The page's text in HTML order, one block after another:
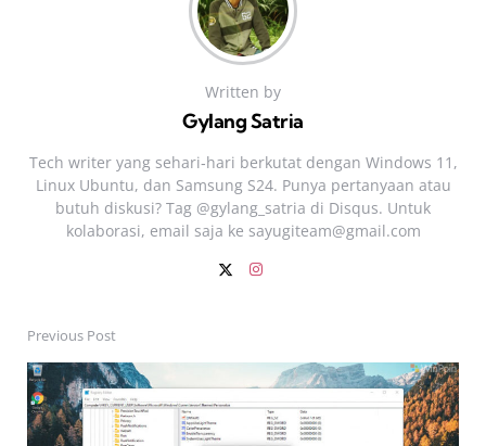
Written by
Gylang Satria
Tech writer yang sehari‑hari berkutat dengan Windows 11,
Linux Ubuntu, dan Samsung S24. Punya pertanyaan atau
butuh diskusi? Tag @gylang_satria di Disqus. Untuk
kolaborasi, email saja ke sayugiteam@gmail.com
Post
navigation
Previous Post